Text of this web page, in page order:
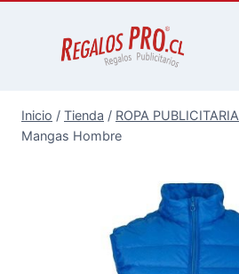
Inicio / Tienda / ROPA PUBLICITARIA
Mangas Hombre